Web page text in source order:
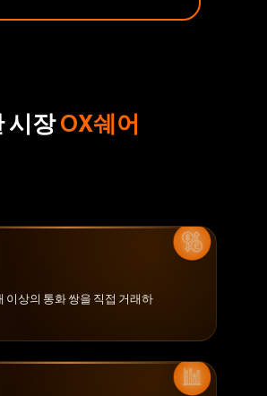
시장OX쉐어
이상의 통화 쌍을 직접 거래하